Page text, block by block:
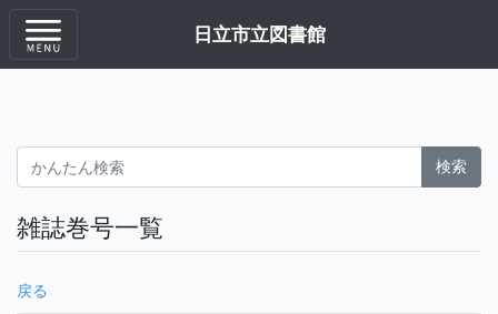
日立市立図書館
検索
雑誌巻号一覧
戻る